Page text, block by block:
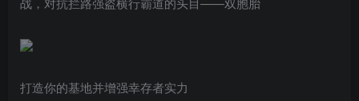
打造你的基地并增强幸存者实力